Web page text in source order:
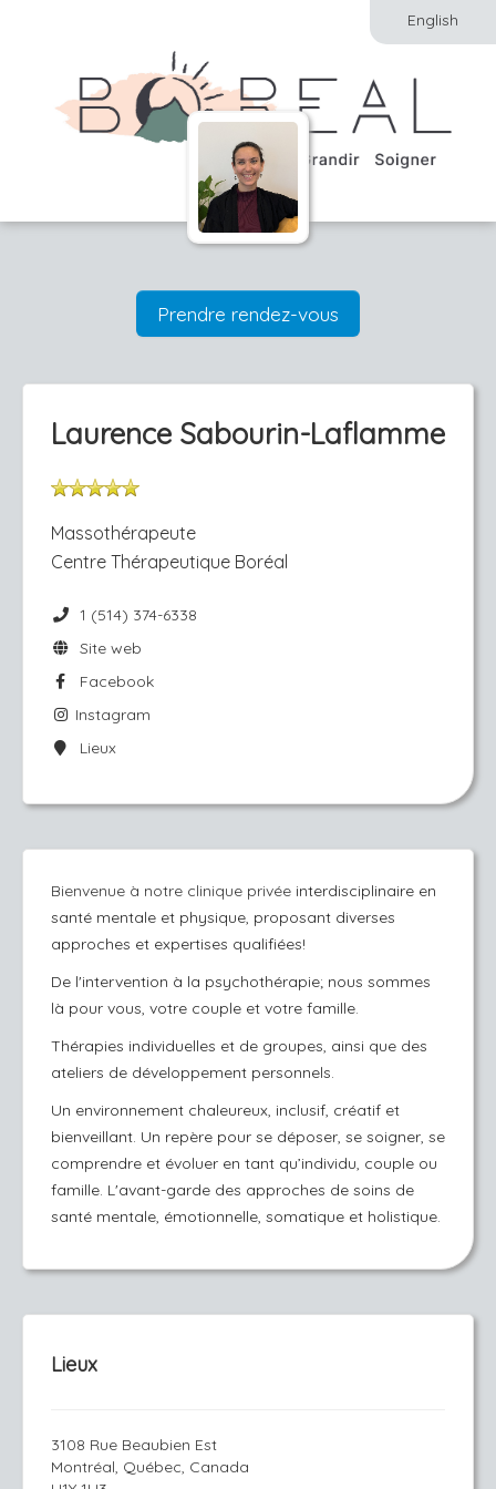
English
Prendre rendez-vous
Laurence Sabourin-Laflamme
Massothérapeute
Centre Thérapeutique Boréal
1 (514) 374-6338
Site web
Facebook
Instagram
Lieux
Bienvenue à notre clinique privée interdisciplinaire en
santé mentale et physique, proposant diverses
approches et expertises qualifiées!
De l'intervention à la psychothérapie; nous sommes
là pour vous, votre couple et votre famille.
Thérapies individuelles et de groupes, ainsi que des
ateliers de développement personnels.
Un environnement chaleureux, inclusif, créatif et
bienveillant. Un repère pour se déposer, se soigner, se
comprendre et évoluer en tant qu’individu, couple ou
famille. L'avant-garde des approches de soins de
santé mentale, émotionnelle, somatique et holistique.
Lieux
3108 Rue Beaubien Est
Montréal, Québec, Canada